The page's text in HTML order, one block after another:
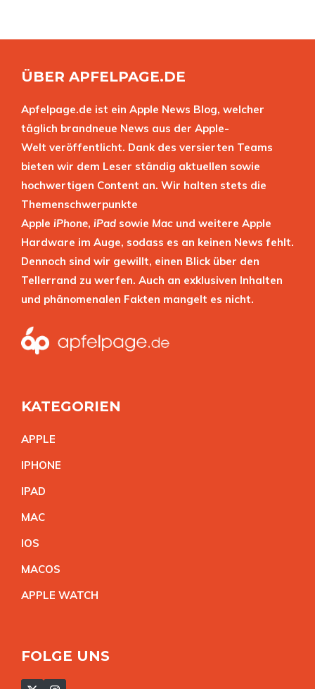
ÜBER APFELPAGE.DE
Apfelpage.de ist ein Apple News Blog, welcher
täglich brandneue News aus der Apple-
Welt veröffentlicht. Dank des versierten Teams
bieten wir dem Leser ständig aktuellen sowie
hochwertigen Content an. Wir halten stets die
Themenschwerpunkte
Apple iPhone, iPad sowie Mac und weitere Apple
Hardware im Auge, sodass es an keinen News fehlt.
Dennoch sind wir gewillt, einen Blick über den
Tellerrand zu werfen. Auch an exklusiven Inhalten
und phänomenalen Fakten mangelt es nicht.
KATEGORIEN
APPLE
IPHONE
IPAD
MAC
IOS
MACOS
APPLE WATCH
FOLGE UNS